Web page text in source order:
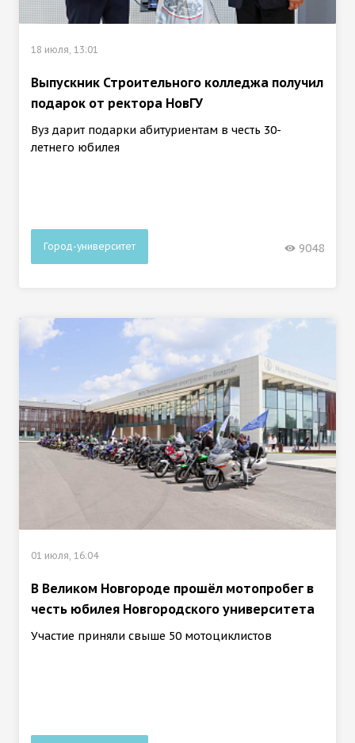
18 июля, 13:01
Выпускник Строительного колледжа получил
подарок от ректора НовГУ
Вуз дарит подарки абитуриентам в честь 30-
летнего юбилея
Город-университет 9048
01 июля, 16:04
В Великом Новгороде прошёл мотопробег в
честь юбилея Новгородского университета
Участие приняли свыше 50 мотоциклистов